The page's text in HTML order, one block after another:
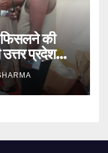
की
प्रदेश
गहरी चोट आ